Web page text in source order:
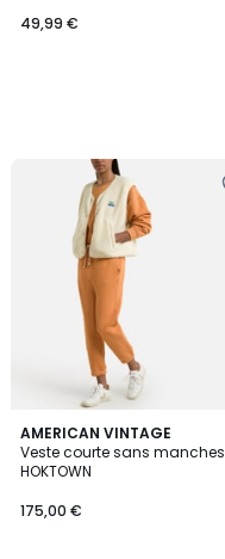
49,99 €
AMERICAN VINTAGE
Veste courte sans manches
HOKTOWN
175,00 €
8
Couleurs